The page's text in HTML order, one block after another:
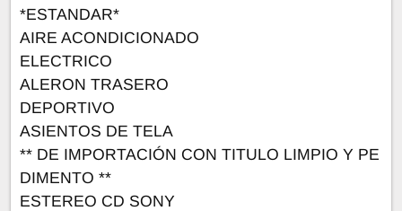
*ESTANDAR*
AIRE ACONDICIONADO
ELECTRICO
ALERON TRASERO
DEPORTIVO
ASIENTOS DE TELA
** DE IMPORTACIÓN CON TITULO LIMPIO Y PE
DIMENTO **
ESTEREO CD SONY